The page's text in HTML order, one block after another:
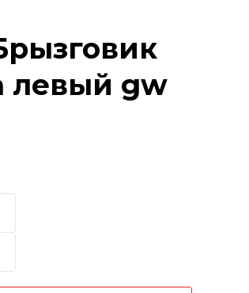
левый gw